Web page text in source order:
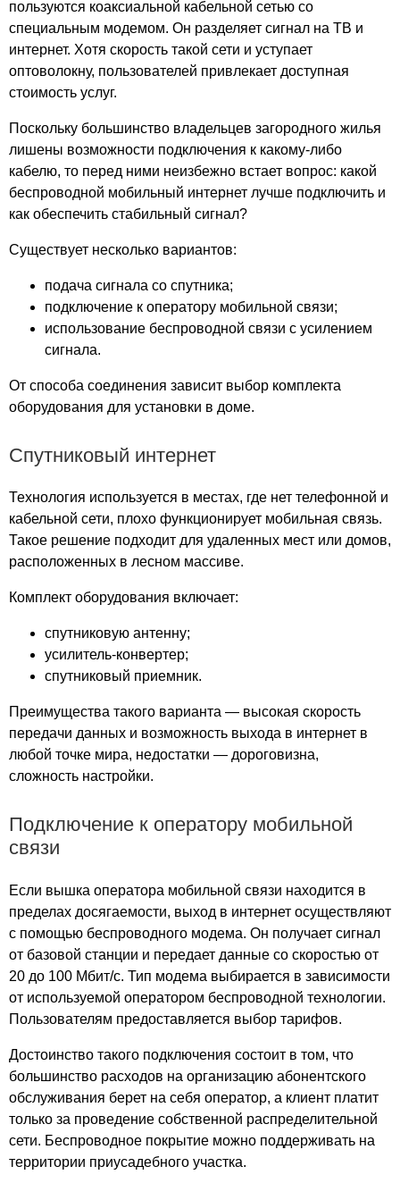
Деревня Выезд
Деревня Гаврильцево
Посёлок Галицы
Деревня Гашкино
Деревня Гончары
Деревня Горловка
Деревня Городищи
Деревня Горшково
Деревня Григорово
Деревня Груздево
Посёлок Груздевский
Деревня Денисово
Деревня Дубово
Деревня Дуброво
Деревня Зимёнки
Деревня Золотово
Деревня Зыково
Деревня Ивачево
Деревня Истомино
Деревня Картаганово
Деревня Кожино
Деревня Колесниково
Деревня Кондюрино
Деревня Копсово
Деревня Кошелиха
Деревня Красково
Деревня Красная Яблонь
Деревня Купля
Деревня Куприяново
Деревня Леоново
Деревня Лесное Татаринцево
Деревня Липовка
Деревня Лисино
Деревня Литовка
Деревня Лучинки
Деревня Лыкшино
Деревня Малая Карповка
Деревня Малиново
Деревня Малое Сокурово
Деревня Малые Лужки
пользуются коаксиальной кабельной сетью со
специальным модемом. Он разделяет сигнал на ТВ и
интернет. Хотя скорость такой сети и уступает
оптоволокну, пользователей привлекает доступная
стоимость услуг.
Поскольку большинство владельцев загородного жилья
лишены возможности подключения к какому-либо
кабелю, то перед ними неизбежно встает вопрос: какой
беспроводной мобильный интернет лучше подключить и
как обеспечить стабильный сигнал?
Существует несколько вариантов:
подача сигнала со спутника;
подключение к оператору мобильной связи;
использование беспроводной связи с усилением
сигнала.
От способа соединения зависит выбор комплекта
оборудования для установки в доме.
Спутниковый интернет
Технология используется в местах, где нет телефонной и
кабельной сети, плохо функционирует мобильная связь.
Такое решение подходит для удаленных мест или домов,
расположенных в лесном массиве.
Комплект оборудования включает:
спутниковую антенну;
усилитель-конвертер;
спутниковый приемник.
Преимущества такого варианта — высокая скорость
передачи данных и возможность выхода в интернет в
любой точке мира, недостатки — дороговизна,
сложность настройки.
Подключение к оператору мобильной
связи
Если вышка оператора мобильной связи находится в
пределах досягаемости, выход в интернет осуществляют
с помощью беспроводного модема. Он получает сигнал
от базовой станции и передает данные со скоростью от
20 до 100 Мбит/с. Тип модема выбирается в зависимости
от используемой оператором беспроводной технологии.
Пользователям предоставляется выбор тарифов.
Достоинство такого подключения состоит в том, что
большинство расходов на организацию абонентского
обслуживания берет на себя оператор, а клиент платит
только за проведение собственной распределительной
сети. Беспроводное покрытие можно поддерживать на
территории приусадебного участка.